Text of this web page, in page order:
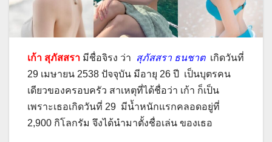
เก้า สุภัสสรา มีชื่อจิรง ว่า สุภัสสรา ธนชาตเกิดวันที่
29 เมษายน 2538 ปัจจุบัน มีอายุ 26 ปี เป็นบุตรคน
เดียวของครอบครัว สาเหตุที่ได้ชื่อว่า เก้า ก็เป็น
เพราะเธอเกิดวันที่ 29 มีน้ำหนักแรกคลอดอยู่ที่
2,900 กิโลกรัม จึงได้นำมาตั้งชื่อเล่น ของเธอ